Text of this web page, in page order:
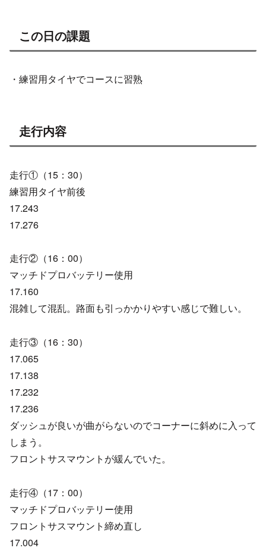
この日の課題
・練習用タイヤでコースに習熟
走行内容
走行①（15：30）
練習用タイヤ前後
17.243
17.276
走行②（16：00）
マッチドプロバッテリー使用
17.160
混雑して混乱。路面も引っかかりやすい感じで難しい。
走行③（16：30）
17.065
17.138
17.232
17.236
ダッシュが良いが曲がらないのでコーナーに斜めに入って
しまう。
フロントサスマウントが緩んでいた。
走行④（17：00）
マッチドプロバッテリー使用
フロントサスマウント締め直し
17.004